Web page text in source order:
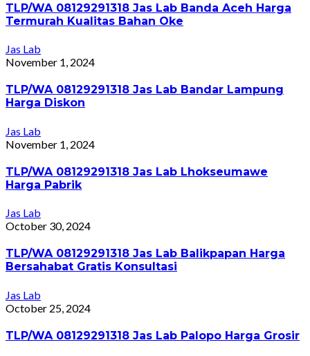
TLP/WA 08129291318 Jas Lab Banda Aceh Harga
Termurah Kualitas Bahan Oke
Jas Lab
November 1, 2024
TLP/WA 08129291318 Jas Lab Bandar Lampung
Harga Diskon
Jas Lab
November 1, 2024
TLP/WA 08129291318 Jas Lab Lhokseumawe
Harga Pabrik
Jas Lab
October 30, 2024
TLP/WA 08129291318 Jas Lab Balikpapan Harga
Bersahabat Gratis Konsultasi
Jas Lab
October 25, 2024
TLP/WA 08129291318 Jas Lab Palopo Harga Grosir